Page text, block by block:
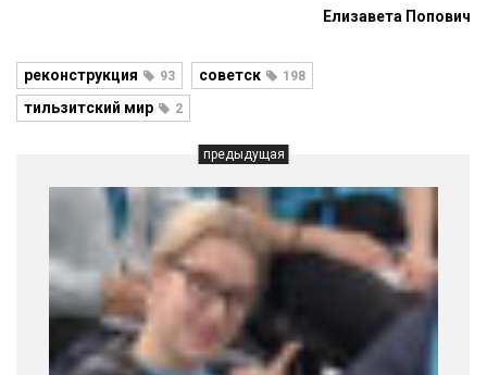
Елизавета Попович
реконструкция 93 советск 198
тильзитский мир 2
предыдущая